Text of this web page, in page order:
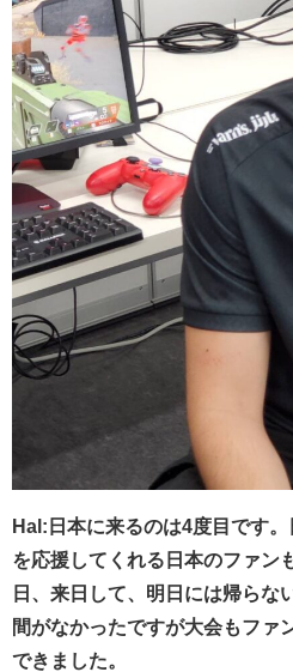
Hal:日本に来るのは4度目です
を応援してくれる日本のファン
日、来日して、明日には帰らな
間がなかったですが大会もファ
できました。